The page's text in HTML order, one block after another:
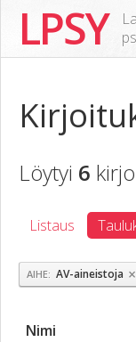
LPSY
Löytyi 6
Listaus
AIHE AV-aineistoja ×
Nimi